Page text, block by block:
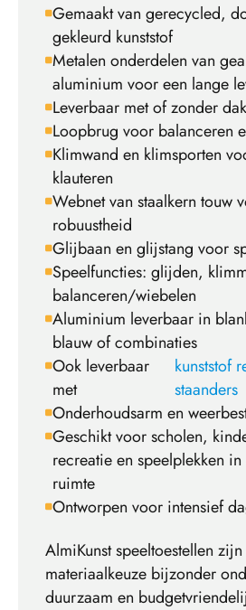
Gemaakt van gerecycled,
gekleurd kunststof
Metalen onderdelen van
aluminium voor een lange
Leverbaar met of zonder dak
Loopbrug voor balanceren
Klimwand en klimsporten
klauteren
Webnet van staalkern touw
robuustheid
Glijbaan en glijstang voor
Speelfuncties: glijden,
balanceren/wiebelen
Aluminium leverbaar in
blauw of combinaties
Ook leverbaar
met
kunststof
staanders
Onderhoudsarm en
Geschikt voor scholen,
recreatie en speelplekken
ruimte
Ontworpen voor intensief
AlmiKunst speeltoestellen
materiaalkeuze bijzonder
duurzaam en